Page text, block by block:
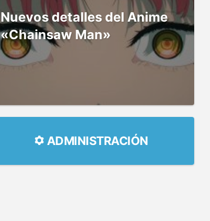
Nuevos detalles del Anime
«Chainsaw Man»
ADMINISTRACIÓN